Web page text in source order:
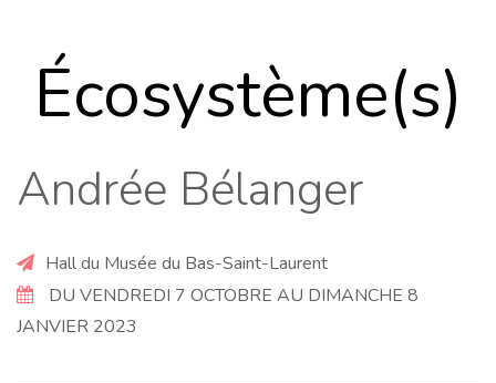
Écosystème(s)
Andrée Bélanger
Hall du Musée du Bas-Saint-Laurent
DU VENDREDI 7 OCTOBRE AU DIMANCHE 8
JANVIER 2023